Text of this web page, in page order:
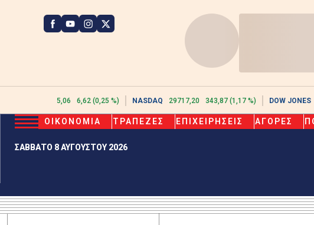
2615,06 6,62 (0,25 %) NASDAQ 29717,20 343,87 (1,17 %) DOW JONES
ΣΑΒΒΑΤΟ 8 ΑΥΓΟΥΣΤΟΥ 2026
ΟΙΚΟΝΟΜΙΑ ΤΡΑΠΕΖΕΣ ΕΠΙΧΕΙΡΗΣΕΙΣ ΑΓΟΡΕΣ